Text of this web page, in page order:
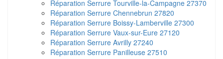
Réparation Serrure Tourville-la-Campagne 27370
Réparation Serrure Chennebrun 27820
Réparation Serrure Boissy-Lamberville 27300
Réparation Serrure Vaux-sur-Eure 27120
Réparation Serrure Avrilly 27240
Réparation Serrure Panilleuse 27510